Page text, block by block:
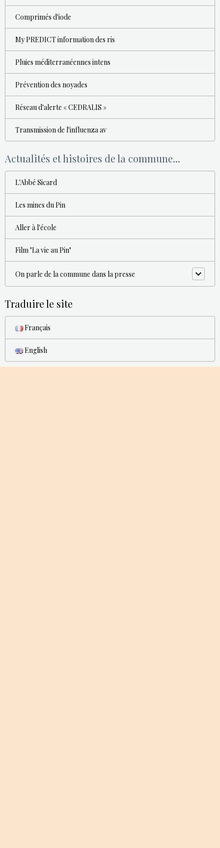
Comprimés d'iode
My PREDICT information des ris
Pluies méditerranéennes intens
Prévention des noyades
Réseau d'alerte « CEDRALIS »
Transmission de l'influenza av
Actualités et histoires de la commune...
L'Abbé Sicard
Les mines du Pin
Aller à l'école
Film "La vie au Pin"
On parle de la commune dans la presse
Traduire le site
Français
English